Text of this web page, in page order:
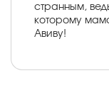
странным,
которому
Авиву!